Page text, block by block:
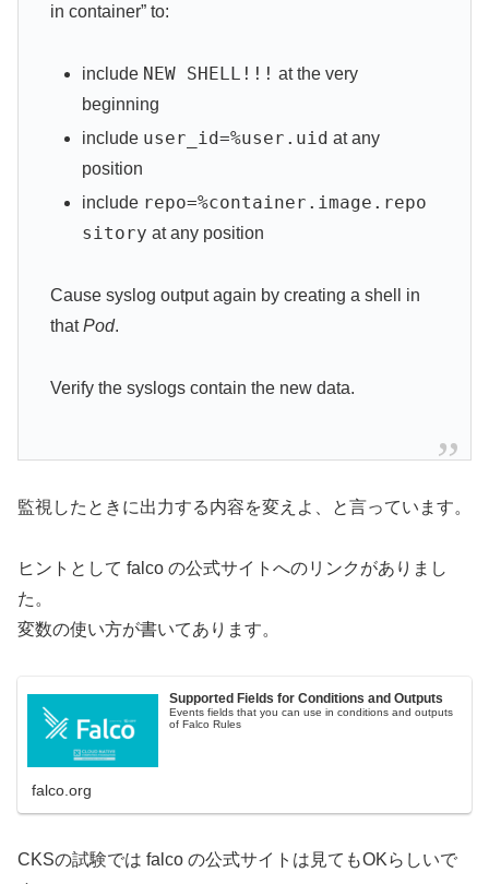
in container” to:
include NEW SHELL!!! at the very
beginning
include user_id=%user.uid at any
position
include repo=%container.image.repo
sitory at any position
Cause syslog output again by creating a shell in
thatPod.
Verify the syslogs contain the new data.
監視したときに出力する内容を変えよ、と言っています。
ヒントとして falco の公式サイトへのリンクがありまし
た。
変数の使い方が書いてあります。
Supported Fields for Conditions and Outputs
Events fields that you can use in conditions and outputs
of Falco Rules
falco.org
CKSの試験では falco の公式サイトは見てもOKらしいで